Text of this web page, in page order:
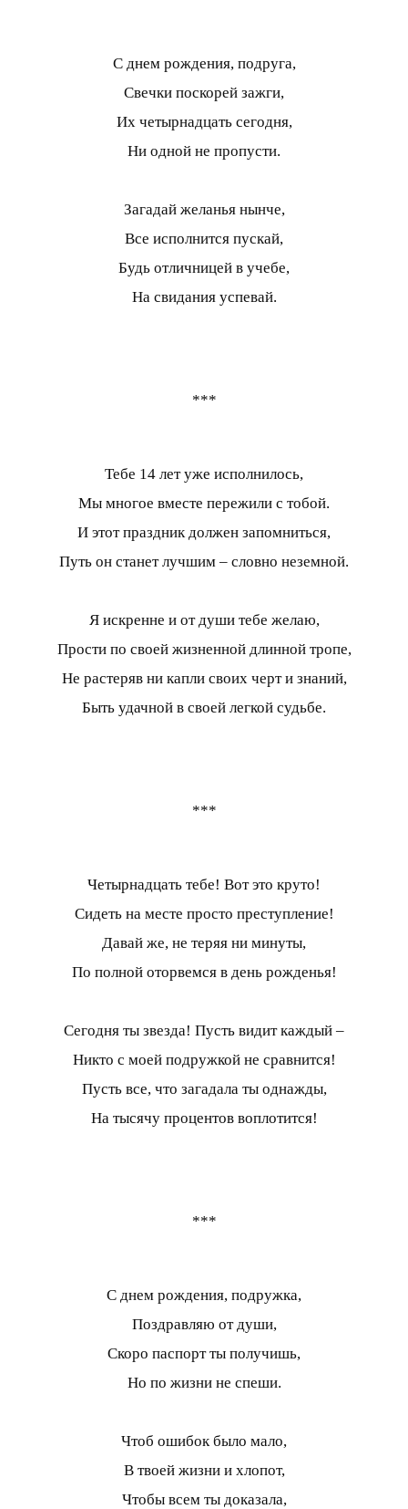
С днем рождения, подруга,
Свечки поскорей зажги,
Их четырнадцать сегодня,
Ни одной не пропусти.
Загадай желанья нынче,
Все исполнится пускай,
Будь отличницей в учебе,
На свидания успевай.
***
Тебе 14 лет уже исполнилось,
Мы многое вместе пережили с тобой.
И этот праздник должен запомниться,
Путь он станет лучшим – словно неземной.
Я искренне и от души тебе желаю,
Прости по своей жизненной длинной тропе,
Не растеряв ни капли своих черт и знаний,
Быть удачной в своей легкой судьбе.
***
Четырнадцать тебе! Вот это круто!
Сидеть на месте просто преступление!
Давай же, не теряя ни минуты,
По полной оторвемся в день рожденья!
Сегодня ты звезда! Пусть видит каждый –
Никто с моей подружкой не сравнится!
Пусть все, что загадала ты однажды,
На тысячу процентов воплотится!
***
С днем рождения, подружка,
Поздравляю от души,
Скоро паспорт ты получишь,
Но по жизни не спеши.
Чтоб ошибок было мало,
В твоей жизни и хлопот,
Чтобы всем ты доказала,